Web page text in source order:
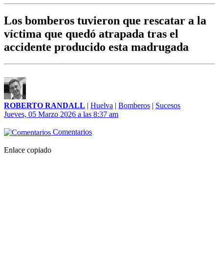
Los bomberos tuvieron que rescatar a la
víctima que quedó atrapada tras el
accidente producido esta madrugada
ROBERTO RANDALL | Huelva | Bomberos | Sucesos
Jueves, 05 Marzo 2026 a las 8:37 am
Comentarios
Enlace copiado